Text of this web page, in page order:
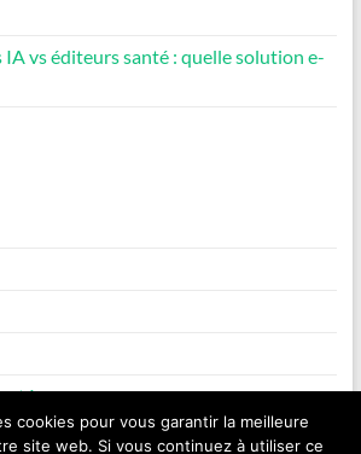
IA vs éditeurs santé : quelle solution e-
cookies pour vous garantir la meilleure
site web. Si vous continuez à utiliser ce